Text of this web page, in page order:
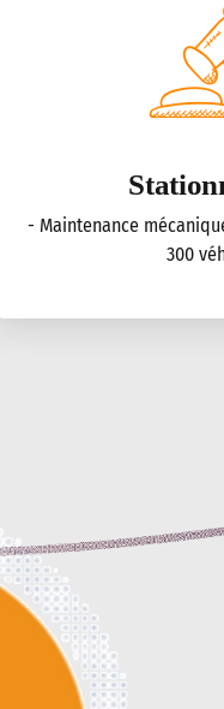
- Maintenance
300